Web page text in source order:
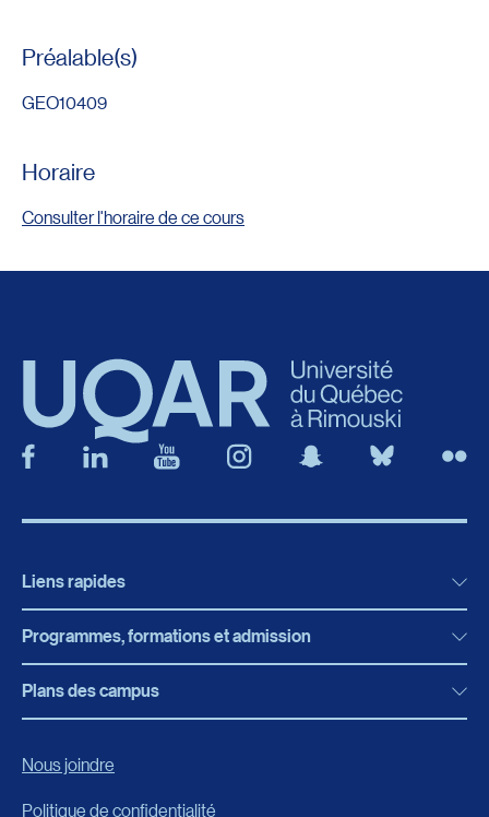
Préalable(s)
GEO10409
Horaire
Consulter l'horaire de ce cours
Liens rapides
Actualités
Bibliothèque
Boutique en ligne
Programmes, formations et admission
Programmes, formations et admission
Plans des campus
Nous joindre
Politique de confidentialité